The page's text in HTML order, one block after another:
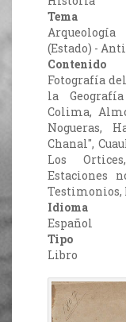
Tema
(Estado) -
Contenido
Fotografía
la
Colima,
Nogueras,
Chanal",
Los
Estaciones
Testimonios,
Idioma
Español
Tipo
Libro